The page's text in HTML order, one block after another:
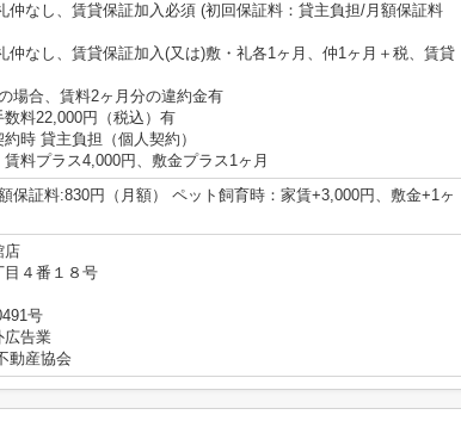
仲なし、賃貸保証加入必須 (初回保証料：貸主負担/月額保証料
仲なし、賃貸保証加入(又は)敷・礼各1ヶ月、仲1ヶ月＋税、賃貸
場合、賃料2ヶ月分の違約金有
数料22,000円（税込）有
時 貸主負担（個人契約）
賃料プラス4,000円、敷金プラス1ヶ月
保証料:830円（月額） ペット飼育時：家賃+3,000円、敷金+1ヶ
店
目４番１８号
号
広告業
動産協会